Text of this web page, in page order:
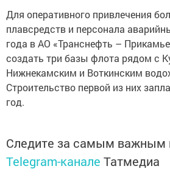
Для оперативного привлечения
плавсредств и персонала
года в АО «Транснефть –
создать три базы флота рядом с
Нижнекамским и Воткинским
Строительство первой из них
год.
Следите за самым важным
Telegram-канале Татмедиа